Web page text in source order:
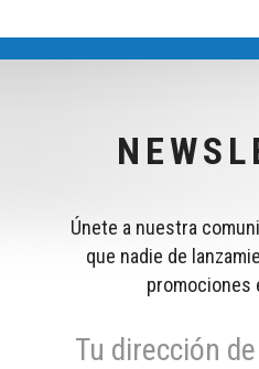
Únete a nuestra
que nadie de
promociones